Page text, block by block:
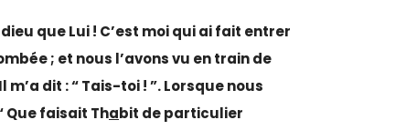
dieu que Lui ! C’est moi qui ai fait entrer
; et nous l’avons vu en train de
dit : “ Tais-toi ! ”. Lorsque nous
Que faisait Thabit de particulier